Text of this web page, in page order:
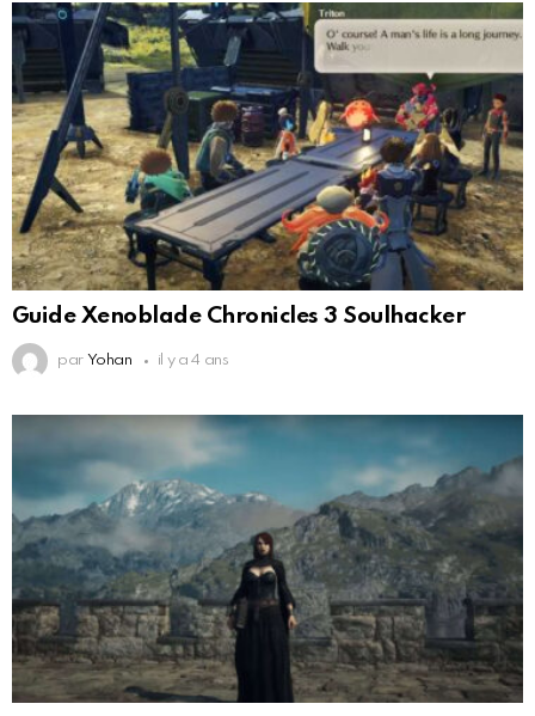
Guide Xenoblade Chronicles 3 Soulhacker
par Yohan il y a 4 ans